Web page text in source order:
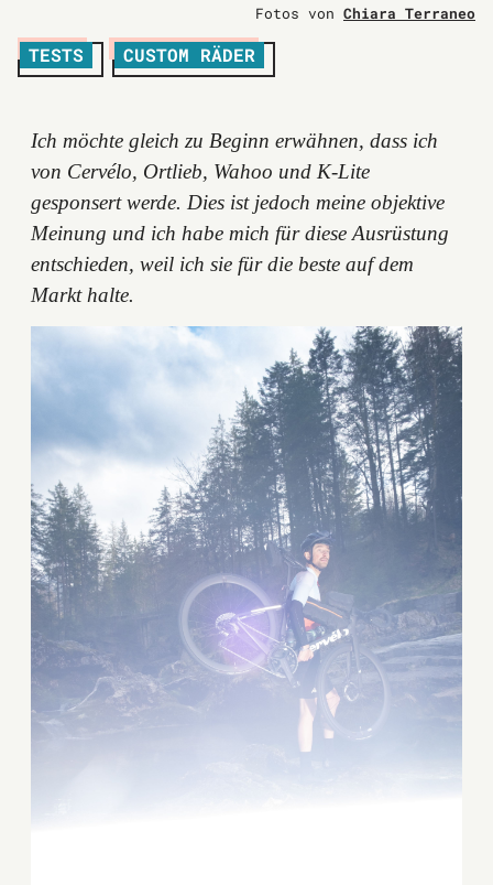
Fotos von Chiara Terraneo
TESTS CUSTOM RÄDER
Ich möchte gleich zu Beginn erwähnen, dass ich
von Cervélo, Ortlieb, Wahoo und K-Lite
gesponsert werde. Dies ist jedoch meine objektive
Meinung und ich habe mich für diese Ausrüstung
entschieden, weil ich sie für die beste auf dem
Markt halte.